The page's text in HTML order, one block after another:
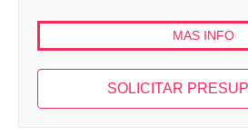
MAS INFO
SOLICITAR